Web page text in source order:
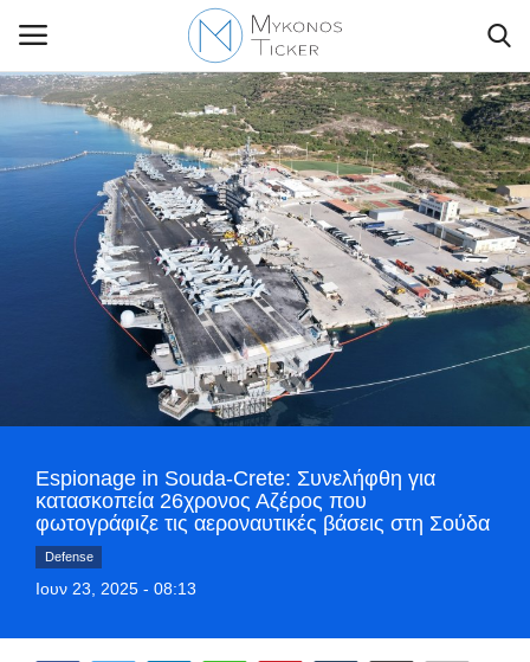
Contact Us
Politique
World
Style Adorés
Greece
Espionage in Souda-Crete: Συνελήφθη για
κατασκοπεία 26χρονος Αζέρος που
φωτογράφιζε τις αεροναυτικές βάσεις στη Σούδα
Defense
Ιουν 23, 2025 - 08:13